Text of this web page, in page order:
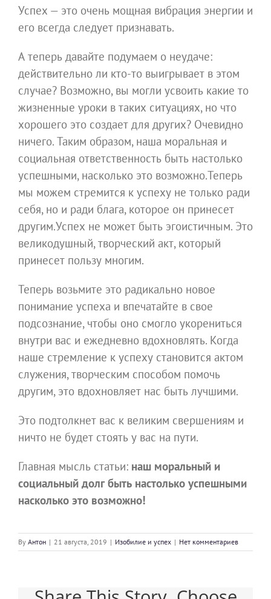
Успех — это очень мощная вибрация энергии и
его всегда следует признавать.
А теперь давайте подумаем о неудаче:
действительно ли кто-то выигрывает в этом
случае? Возможно, вы могли усвоить какие то
жизненные уроки в таких ситуациях, но что
хорошего это создает для других? Очевидно
ничего. Таким образом, наша моральная и
социальная ответственность быть настолько
успешными, насколько это возможно.Теперь
мы можем стремится к успеху не только ради
себя, но и ради блага, которое он принесет
другим.Успех не может быть эгоистичным. Это
великодушный, творческий акт, который
принесет пользу многим.
Теперь возьмите это радикально новое
понимание успеха и впечатайте в свое
подсознание, чтобы оно смогло укорениться
внутри вас и ежедневно вдохновлять. Когда
наше стремление к успеху становится актом
служения, творческим способом помочь
другим, это вдохновляет нас быть лучшими.
Это подтолкнет вас к великим свершениям и
ничто не будет стоять у вас на пути.
Главная мысль статьи: наш моральный и
социальный долг быть настолько успешными
насколько это возможно!
By Антон | 21 августа, 2019 | Изобилие и успех | Нет комментариев